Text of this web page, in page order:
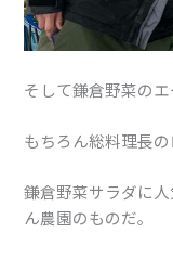
そして鎌倉野菜のエ
もちろん総料理長の
鎌倉野菜サラダに
ん農園のものだ。